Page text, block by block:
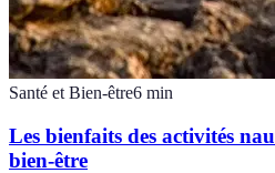
Santé et Bien-être6 min
Les bienfaits des activités
bien-être